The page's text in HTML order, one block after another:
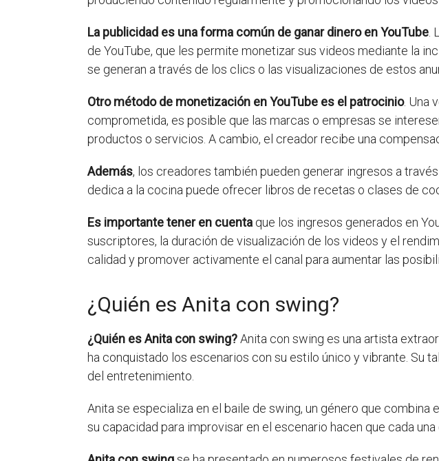
La publicidad es una forma común de ganar dinero en YouTube.
de YouTube, que les permite monetizar sus videos mediante la
se generan a través de los clics o las visualizaciones de estos
Otro método de monetización en YouTube es el patrocinio. Una
comprometida, es posible que las marcas o empresas se
productos o servicios. A cambio, el creador recibe una
Además, los creadores también pueden generar ingresos a
dedica a la cocina puede ofrecer libros de recetas o clases de
Es importante tener en cuenta que los ingresos generados en
suscriptores, la duración de visualización de los videos y el
calidad y promover activamente el canal para aumentar las
¿Quién es Anita con swing?
¿Quién es Anita con swing?Anita con swing es una artista
ha conquistado los escenarios con su estilo único y vibrante. Su
del entretenimiento.
Anita se especializa en el baile de swing, un género que
su capacidad para improvisar en el escenario hacen que cada